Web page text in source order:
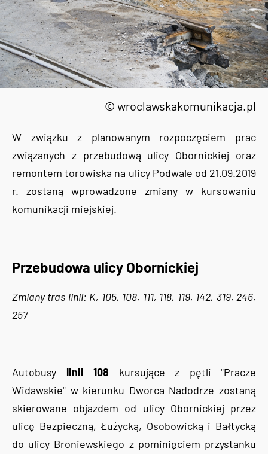
© wroclawskakomunikacja.pl
W związku z planowanym rozpoczęciem prac
związanych z przebudową ulicy Obornickiej oraz
remontem torowiska na ulicy Podwale od 21.09.2019
r. zostaną wprowadzone zmiany w kursowaniu
komunikacji miejskiej.
Przebudowa ulicy Obornickiej
Zmiany tras linii: K, 105, 108, 111, 118, 119, 142, 319, 246,
257
Autobusy linii 108 kursujące z pętli "Pracze
Widawskie" w kierunku Dworca Nadodrze zostaną
skierowane objazdem od ulicy Obornickiej przez
ulicę Bezpieczną, Łużycką, Osobowicką i Bałtycką
do ulicy Broniewskiego z pominięciem przystanku